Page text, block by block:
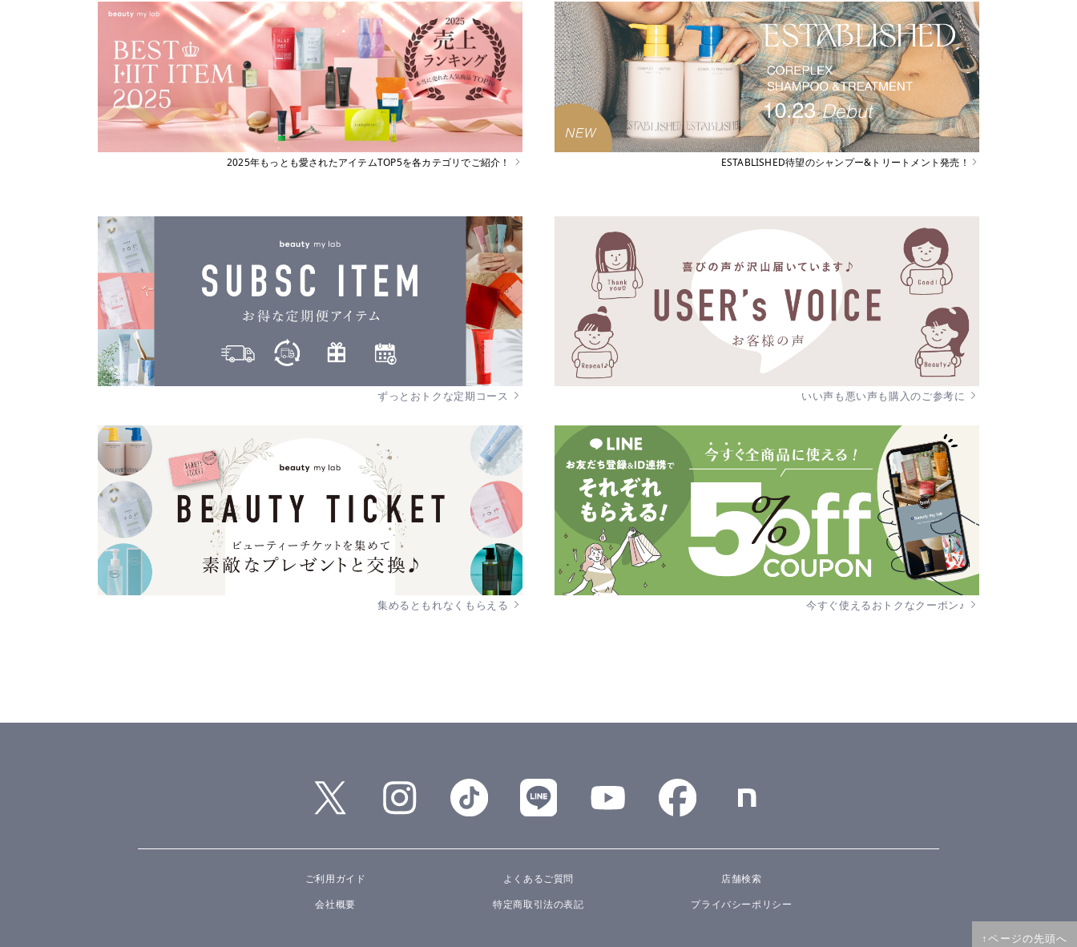
↑ページの先頭へ
2025年もっとも愛されたアイテムTOP5を各カテゴリでご紹介！ ESTABLISHED待望のシャンプー&トリートメント発売！
ずっとおトクな定期コース いい声も悪い声も購入のご参考に
集めるともれなくもらえる 今すぐ使えるおトクなクーポン♪
ご利用ガイド よくあるご質問
店舗検索
会社概要
特定商取引法の表記 プライバシーポリシー